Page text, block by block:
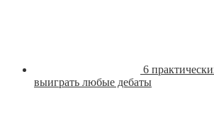
6
выиграть любые дебаты